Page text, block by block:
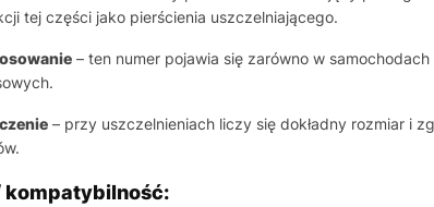
tej części jako pierścienia uszczelniającego.
– ten numer pojawia się zarówno w
– przy uszczelnieniach liczy się dokładny rozmiar i
kompatybilność: